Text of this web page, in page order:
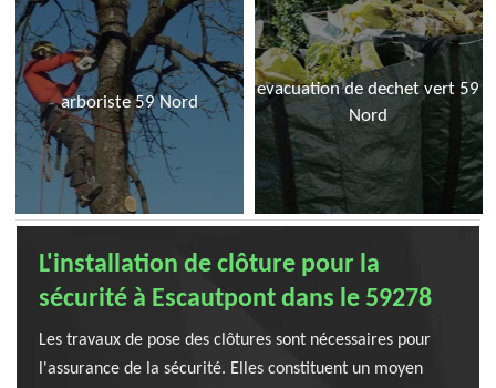
arboriste 59 Nord
evacuation de dechet vert 59
Nord
L'installation de clôture pour la
sécurité à Escautpont dans le 59278
Les travaux de pose des clôtures sont nécessaires pour
l'assurance de la sécurité. Elles constituent un moyen